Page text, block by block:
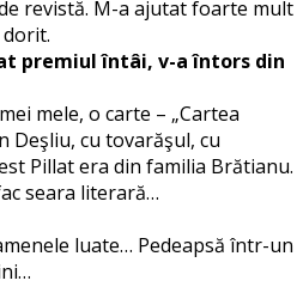
revistă. M-a ajutat foarte mult
premiul întâi, v-a întors din
mele, o carte – „Cartea
Deşliu, cu tovarăşul, cu
Pillat era din familia Brătianu.
seara literară…
luate… Pedeapsă într-un